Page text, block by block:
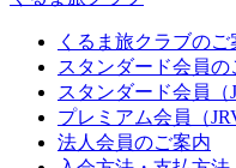
くるま旅クラブのご
スタンダード会員の
スタンダード会員
プレミアム会員（
法人会員のご案内